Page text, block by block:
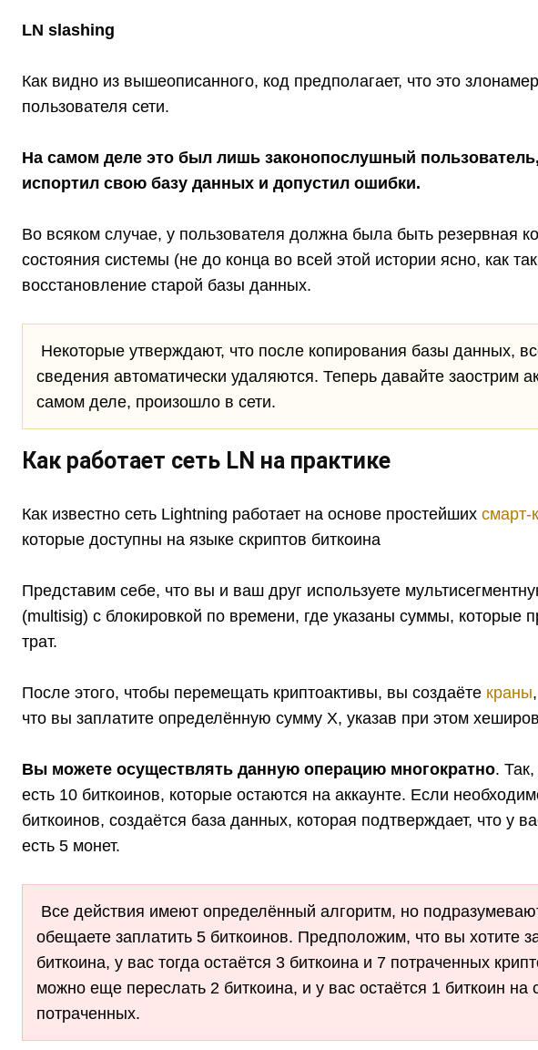
LN slashing
Как видно из вышеописанного, код предполагает, что это
пользователя сети.
На самом деле это был лишь законопослушный
испортил свою базу данных и допустил ошибки.
Во всяком случае, у пользователя должна была быть резервная
состояния системы (не до конца во всей этой истории ясно, как
восстановление старой базы данных.
Некоторые утверждают, что после копирования базы данных,
сведения автоматически удаляются. Теперь давайте заострим
самом деле, произошло в сети.
Как работает сеть LN на практике
Как известно сеть Lightning работает на основе простейшихсмарт-
которые доступны на языке скриптов биткоина
Представим себе, что вы и ваш друг используете
(multisig) с блокировкой по времени, где указаны суммы, которые
трат.
После этого, чтобы перемещать криптоактивы, вы создаёте краны
что вы заплатите определённую сумму Х, указав при этом
Вы можете осуществлять данную операцию многократно.
есть 10 биткоинов, которые остаются на аккаунте. Если
биткоинов, создаётся база данных, которая подтверждает, что у
есть 5 монет.
Все действия имеют определённый алгоритм, но
обещаете заплатить 5 биткоинов. Предположим, что вы хотите
биткоина, у вас тогда остаётся 3 биткоина и 7 потраченных
можно еще переслать 2 биткоина, и у вас остаётся 1 биткоин на
потраченных.